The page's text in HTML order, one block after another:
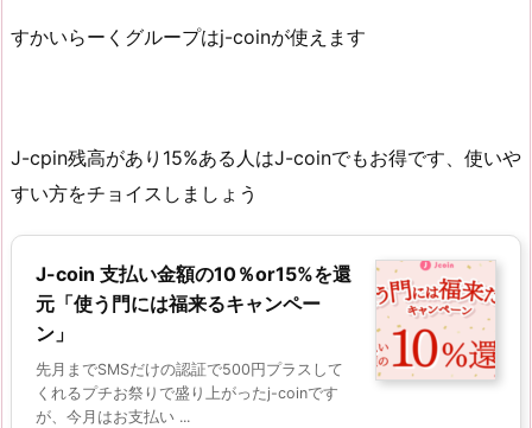
すかいらーくグループはj-coinが使えます
J-cpin残高があり15%ある人はJ-coinでもお得です、使いや
すい方をチョイスしましょう
J-coin 支払い金額の10％or15%を還
元「使う門には福来るキャンペー
ン」
先月までSMSだけの認証で500円プラスして
くれるプチお祭りで盛り上がったj-coinです
が、今月はお支払い ...